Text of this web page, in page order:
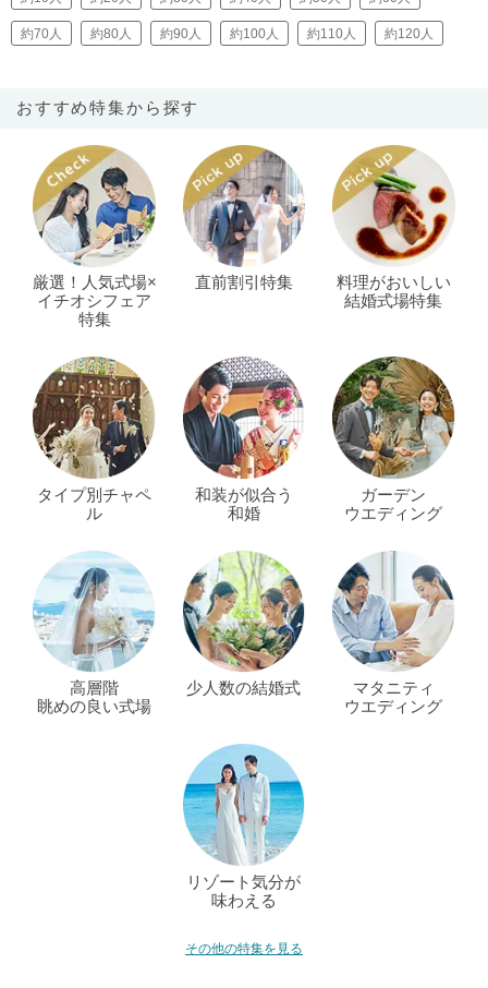
約70人 約80人 約90人 約100人 約110人 約120人
おすすめ特集から探す
厳選！人気式場×
イチオシフェア
特集
直前割引特集
料理がおいしい
結婚式場特集
タイプ別チャペ
ル
和装が似合う
和婚
ガーデン
ウエディング
高層階
眺めの良い式場
少人数の結婚式
マタニティ
ウエディング
リゾート気分が
味わえる
その他の特集を見る